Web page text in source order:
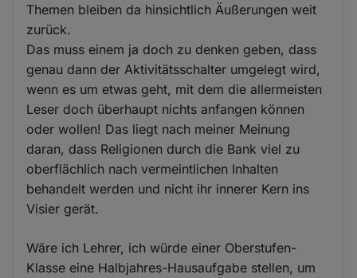
Themen bleiben da hinsichtlich Äußerungen weit
zurück.
Das muss einem ja doch zu denken geben, dass
genau dann der Aktivitätsschalter umgelegt wird,
wenn es um etwas geht, mit dem die allermeisten
Leser doch überhaupt nichts anfangen können
oder wollen! Das liegt nach meiner Meinung
daran, dass Religionen durch die Bank viel zu
oberflächlich nach vermeintlichen Inhalten
behandelt werden und nicht ihr innerer Kern ins
Visier gerät.
Wäre ich Lehrer, ich würde einer Oberstufen-
Klasse eine Halbjahres-Hausaufgabe stellen, um